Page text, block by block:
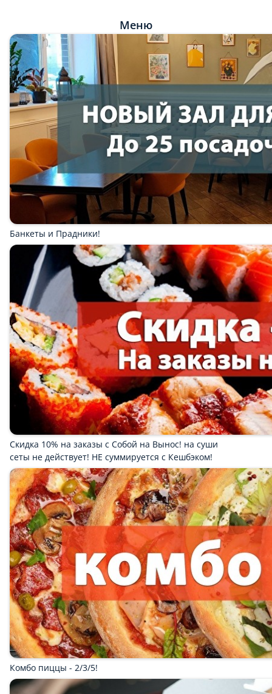
Скидка 10% на заказы с Собой на Вынос! на суши сеты не
действует! НЕ суммируется с Кешбэком!
Комбо пиццы - 2/3/5!
Лапша Вок от 290 рублей!
Суши Сеты от 750 рублей!
Десерт в подарок от 3000 рублей!
Мы рекомендуем
Популярное
Блюдо со Скидкой 50%
Рамен
Поке
Роллы